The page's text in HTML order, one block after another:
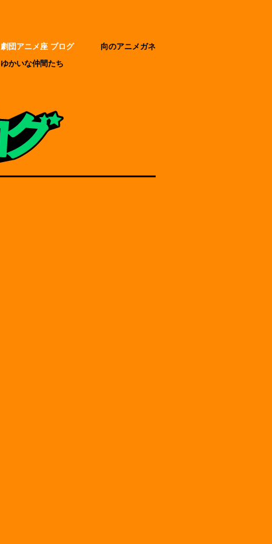
劇団アニメ座 ブログ
向のアニメガネ
ゆかいな仲間たち